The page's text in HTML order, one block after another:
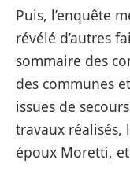
Puis, l’enquête
révélé d’autres
sommaire des
des communes
issues de
travaux réalisés,
époux Moretti,